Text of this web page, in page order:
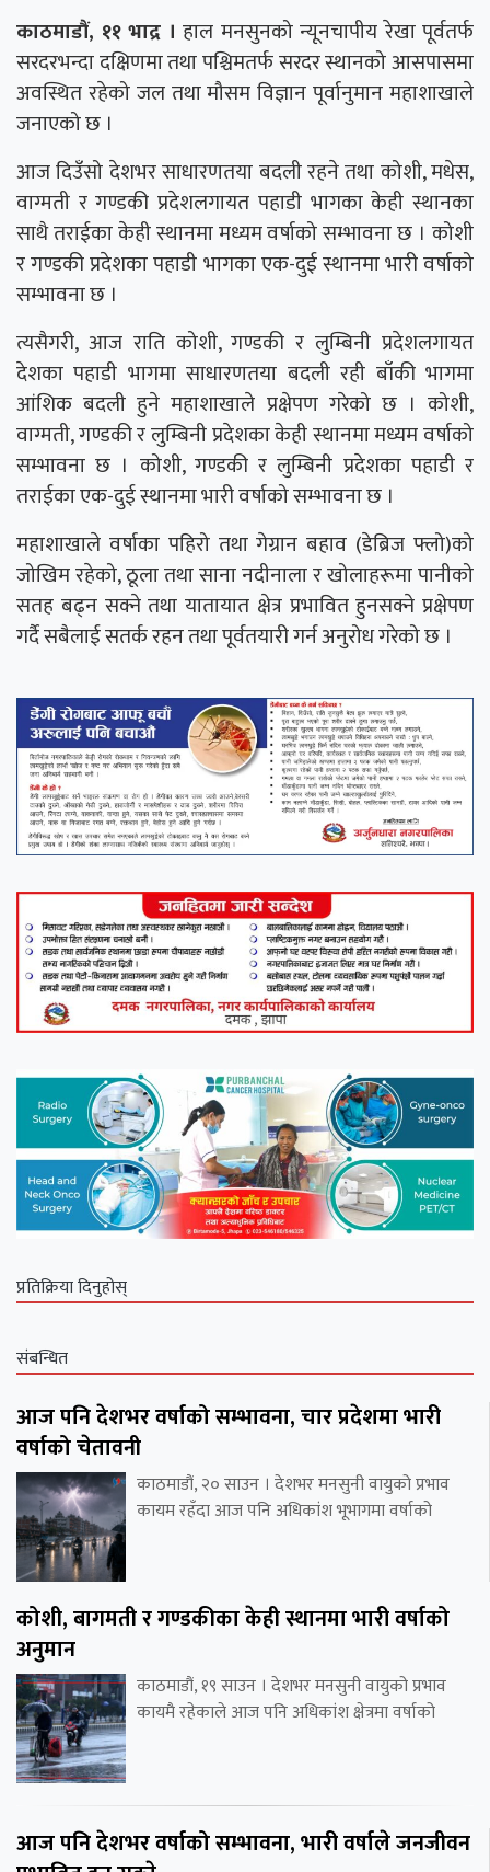
काठमाडौं, ११ भाद्र । हाल मनसुनको न्यूनचापीय रेखा पूर्वतर्फ
सरदरभन्दा दक्षिणमा तथा पश्चिमतर्फ सरदर स्थानको आसपासमा
अवस्थित रहेको जल तथा मौसम विज्ञान पूर्वानुमान महाशाखाले
जनाएको छ ।
आज दिउँसो देशभर साधारणतया बदली रहने तथा कोशी, मधेस,
वाग्मती र गण्डकी प्रदेशलगायत पहाडी भागका केही स्थानका
साथै तराईका केही स्थानमा मध्यम वर्षाको सम्भावना छ । कोशी
र गण्डकी प्रदेशका पहाडी भागका एक-दुई स्थानमा भारी वर्षाको
सम्भावना छ ।
त्यसैगरी, आज राति कोशी, गण्डकी र लुम्बिनी प्रदेशलगायत
देशका पहाडी भागमा साधारणतया बदली रही बाँकी भागमा
आंशिक बदली हुने महाशाखाले प्रक्षेपण गरेको छ । कोशी,
वाग्मती, गण्डकी र लुम्बिनी प्रदेशका केही स्थानमा मध्यम वर्षाको
सम्भावना छ । कोशी, गण्डकी र लुम्बिनी प्रदेशका पहाडी र
तराईका एक-दुई स्थानमा भारी वर्षाको सम्भावना छ ।
महाशाखाले वर्षाका पहिरो तथा गेग्रान बहाव (डेब्रिज फ्लो)को
जोखिम रहेको, ठूला तथा साना नदीनाला र खोलाहरूमा पानीको
सतह बढ्न सक्ने तथा यातायात क्षेत्र प्रभावित हुनसक्ने प्रक्षेपण
गर्दै सबैलाई सतर्क रहन तथा पूर्वतयारी गर्न अनुरोध गरेको छ ।
प्रतिक्रिया दिनुहोस्
संबन्धित
आज पनि देशभर वर्षाको सम्भावना, चार प्रदेशमा भारी
वर्षाको चेतावनी
काठमाडौं, २० साउन । देशभर मनसुनी वायुको प्रभाव
कायम रहँदा आज पनि अधिकांश भूभागमा वर्षाको
कोशी, बागमती र गण्डकीका केही स्थानमा भारी वर्षाको
अनुमान
काठमाडौं, १९ साउन । देशभर मनसुनी वायुको प्रभाव
कायमै रहेकाले आज पनि अधिकांश क्षेत्रमा वर्षाको
आज पनि देशभर वर्षाको सम्भावना, भारी वर्षाले जनजीवन